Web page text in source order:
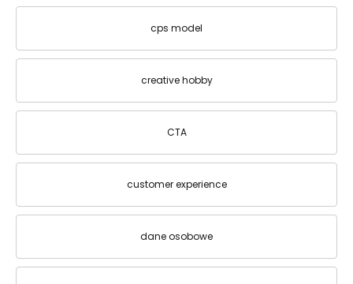
cps model
creative hobby
CTA
customer experience
dane osobowe